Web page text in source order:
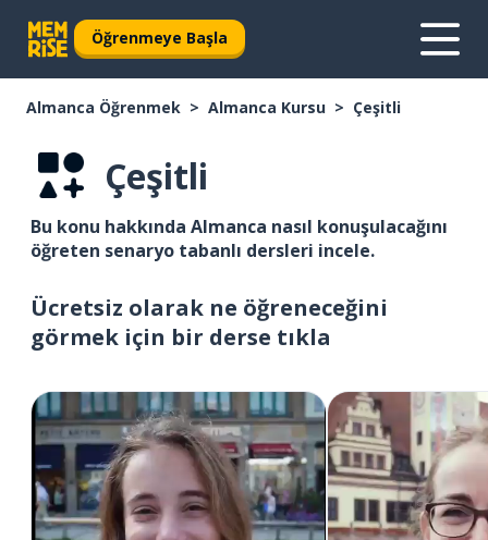
Öğrenmeye Başla
Almanca Öğrenmek Almanca Kursu Çeşitli
Çeşitli
Bu konu hakkında Almanca nasıl konuşulacağını
öğreten senaryo tabanlı dersleri incele.
Ücretsiz olarak ne öğreneceğini
görmek için bir derse tıkla